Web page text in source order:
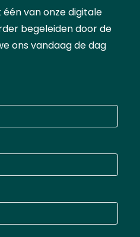
van onze digitale
begeleiden door de
ons vandaag de dag